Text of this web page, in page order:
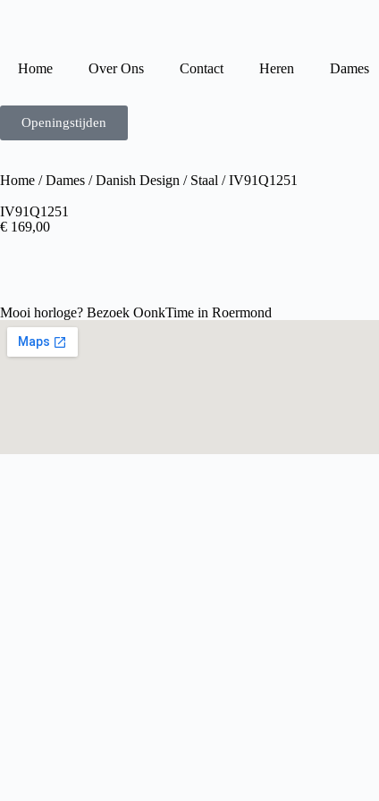
Home Over Ons Contact Heren Dames
Openingstijden
Home /Dames /Danish Design / Staal / IV91Q1251
IV91Q1251
€ 169,00
Mooi horloge? Bezoek OonkTime in Roermond